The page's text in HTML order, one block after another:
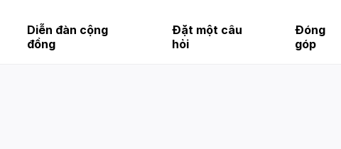
Diễn đàn cộng
đồng
Đặt một câu
hỏi
Đóng
góp